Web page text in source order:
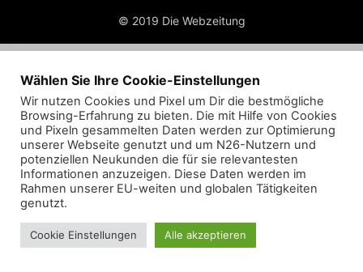
© 2019 Die Webzeitung
Wählen Sie Ihre Cookie-Einstellungen
Wir nutzen Cookies und Pixel um Dir die bestmögliche
Browsing-Erfahrung zu bieten. Die mit Hilfe von Cookies
und Pixeln gesammelten Daten werden zur Optimierung
unserer Webseite genutzt und um N26-Nutzern und
potenziellen Neukunden die für sie relevantesten
Informationen anzuzeigen. Diese Daten werden im
Rahmen unserer EU-weiten und globalen Tätigkeiten
genutzt.
Cookie Einstellungen Alle akzeptieren